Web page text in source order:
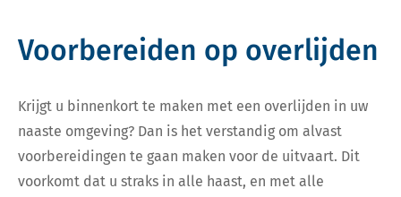
Voorbereiden op overlijden
Krijgt u binnenkort te maken met een overlijden in uw
naaste omgeving? Dan is het verstandig om alvast
voorbereidingen te gaan maken voor de uitvaart. Dit
voorkomt dat u straks in alle haast, en met alle